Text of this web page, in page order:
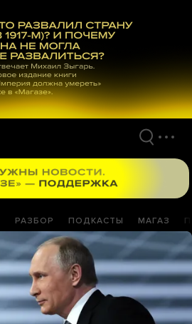
РАЗБОР ПОДКАСТЫ МАГАЗ